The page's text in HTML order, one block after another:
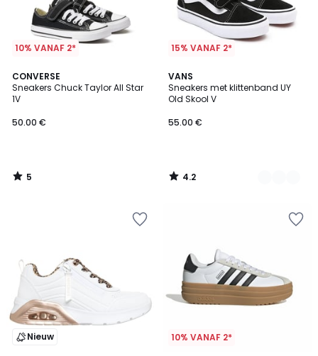
10% VANAF 2*
CONVERSE
Sneakers Chuck Taylor All Star
1V
50.00 €
5
/
5
5
/
15% VANAF 2*
VANS
Sneakers met klittenband UY
Old Skool V
55.00 €
4.2
/ 5
2
Kleuren
4.2
/
Nieuw 10% VANAF 2*